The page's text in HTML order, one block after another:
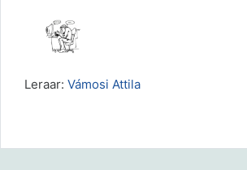
Leraar: Vámosi Attila